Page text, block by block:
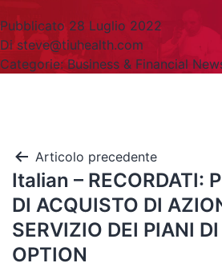
Pubblicato 28 Luglio 2022
Di steve@tiuhealth.com
Categorie:Business & Financial
Articolo precedente
Italian – RECORDATI:
DI ACQUISTO DI
SERVIZIO DEI PIANI
OPTION